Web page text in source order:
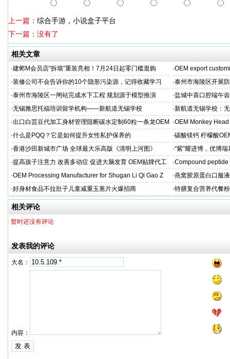
上一篇： 综合手游，小说盒子平台
下一篇：没有了
相关文章
·建邺M会员店“拆墙”重装亮相！7月24日起零门槛逛购 ·OEM export
·装修公司不会告诉你的10个隐形污染源，记得收藏学习 ·泰州市海陵区开展
·泰州市海陵区一闸站完成水下工程 规划源于模型推演 ·盐城中喜口腔端午
礼，种出健康长寿牙
·无锡雅思托福培训留学机构——新航道无锡学校 ·新航道无锡学校：
·出口白芸豆代加工身材管理阻断碳水定制60粒一条龙OEM
贴牌
·OEM Monkey
aps
·什么是PQQ？它是如何提升女性私护保养的 ·碳酸镁钙 柠檬酸
制
·香港沙田新城市广场 全球最大乐高版《清明上河图》 ·“紫”耀进博，优博
·提高孩子注意力 改善多动症 促进大脑发育 OEM贴牌代工 ·Compound
·OEM Processing Manufacturer for Shugan Li Qi Gao Z ·燕窝胶原蛋白口服
牌
·好身材食品不拉肚子儿童减重玉葱片火爆招商 ·特膳复合营养代餐
牌代工
相关评论
暂时还没有评论
发表我的评论
大名：
内容：